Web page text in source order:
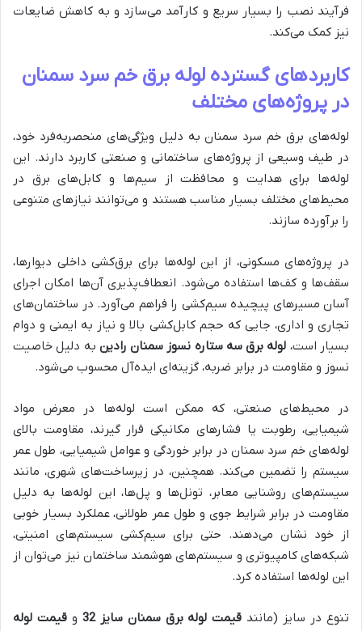
فرآیند نصب را بسیار سریع و کارآمد می‌سازد و به کاهش ضایعات
نیز کمک می‌کند.
کاربردهای گسترده لوله برق خم سرد سمنان
در پروژه‌های مختلف
لوله‌های برق خم سرد سمنان به دلیل ویژگی‌های منحصربه‌فرد خود،
در طیف وسیعی از پروژه‌های ساختمانی و صنعتی کاربرد دارند. این
لوله‌ها برای هدایت و محافظت از سیم‌ها و کابل‌های برق در
محیط‌های مختلف بسیار مناسب هستند و می‌توانند نیازهای متنوعی
را برآورده سازند.
در پروژه‌های مسکونی، از این لوله‌ها برای برق‌کشی داخلی دیوارها،
سقف‌ها و کف‌ها استفاده می‌شود. انعطاف‌پذیری آن‌ها امکان اجرای
آسان مسیرهای پیچیده سیم‌کشی را فراهم می‌آورد. در ساختمان‌های
تجاری و اداری، جایی که حجم کابل‌کشی بالا و نیاز به ایمنی و دوام
بسیار است، لوله برق سه ستاره نسوز سمنان رادین به دلیل خاصیت
نسوز و مقاومت در برابر ضربه، گزینه‌ای ایده‌آل محسوب می‌شود.
در محیط‌های صنعتی، که ممکن است لوله‌ها در معرض مواد
شیمیایی، رطوبت یا فشارهای مکانیکی قرار گیرند، مقاومت بالای
لوله‌های خم سرد سمنان در برابر خوردگی و عوامل شیمیایی، طول عمر
سیستم را تضمین می‌کند. همچنین، در زیرساخت‌های شهری، مانند
سیستم‌های روشنایی معابر، تونل‌ها و پل‌ها، این لوله‌ها به دلیل
مقاومت در برابر شرایط جوی و طول عمر طولانی، عملکرد بسیار خوبی
از خود نشان می‌دهند. حتی برای سیم‌کشی سیستم‌های امنیتی،
شبکه‌های کامپیوتری و سیستم‌های هوشمند ساختمان نیز می‌توان از
این لوله‌ها استفاده کرد.
تنوع در سایز (مانند قیمت لوله برق سمنان سایز 32 وقیمت لوله